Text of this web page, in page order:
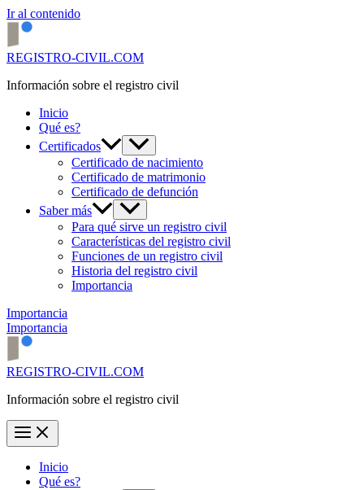
Ir al contenido
REGISTRO-CIVIL.COM
Información sobre el registro civil
Inicio
Qué es?
Certificados
Certificado de nacimiento
Certificado de matrimonio
Certificado de defunción
Saber más
Para qué sirve un registro civil
Características del registro civil
Funciones de un registro civil
Historia del registro civil
Importancia
Importancia
Importancia
REGISTRO-CIVIL.COM
Información sobre el registro civil
Inicio
Qué es?